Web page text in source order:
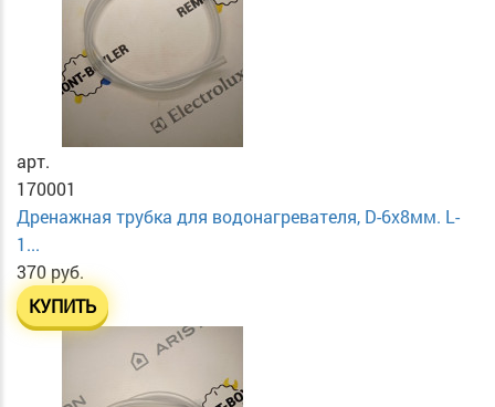
арт.
170001
Дренажная трубка для водонагревателя, D-6х8мм. L-
1...
370 руб.
КУПИТЬ